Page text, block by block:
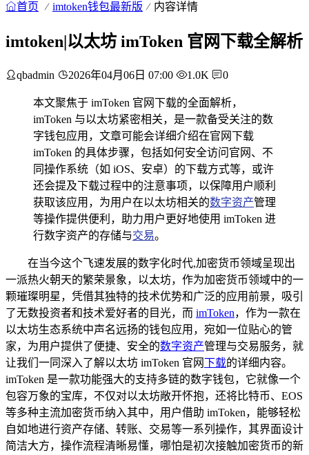
首页 imtoken钱包最新版 内容详情
imtoken|以太坊 imToken 官网下载全解析
qbadmin 2026年04月06日 07:00 1.0K 0
本文聚焦于 imToken 官网下载的全面解析，
imToken 与以太坊紧密相关，是一款备受关注的数
字钱包应用，文章可能会详细介绍在官网下载
imToken 的具体步骤，包括如何安全访问官网、不
同操作系统（如 iOS、安卓）的下载方式等，或许
还会提及下载过程中的注意事项，以保障用户顺利
获取该应用，为用户在以太坊相关的数字资产管理
等操作提供便利，助力用户更好地使用 imToken 进
行数字资产的存储与交易。
在当今这个飞速发展的数字化时代,加密货币领域呈现出
一派热火朝天的繁荣景象，以太坊，作为加密货币领域中的一
颗璀璨明星，凭借其独特的技术优势和广泛的应用前景，吸引
了无数投资者和技术爱好者的目光，而 imToken，作为一款在
以太坊生态系统中声名远扬的钱包应用，宛如一位贴心的管
家，为用户提供了便捷、安全的数字资产管理与交易服务，就
让我们一同深入了解以太坊 imToken 官网下载的详细内容。
imToken 是一款功能强大的支持多链的数字钱包，它就像一个
包容万象的宝库，不仅对以太坊敞开怀抱，还将比特币、EOS
等多种主流加密货币纳入其中，用户借助 imToken，能够轻松
自如地进行资产存储、转账、交易等一系列操作，其界面设计
简洁大方，操作流程清晰易懂，哪怕是初次接触加密货币的新